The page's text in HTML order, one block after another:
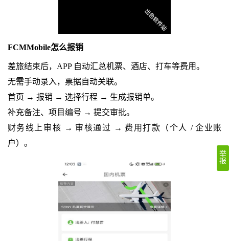
FCMMobile怎么报销
差旅结束后，APP 自动汇总机票、酒店、打车等费用。
无需手动录入，票据自动关联。
首页 → 报销 → 选择行程 → 生成报销单。
补充备注、项目编号 → 提交审批。
财务线上审核 → 审核通过 → 费用打款（个人 / 企业账
户）。
举
报